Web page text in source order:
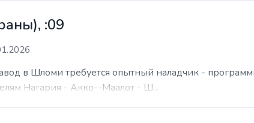
:09
в Шломи требуется опытный наладчик -
Нагария - Акко--Маалот - Ш...